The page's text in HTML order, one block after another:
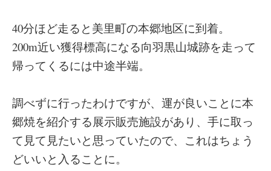
40分ほど走ると美里町の本郷地区に到着。
200m近い獲得標高になる向羽黒山城跡を走って
帰ってくるには中途半端。
調べずに行ったわけですが、運が良いことに本
郷焼を紹介する展示販売施設があり、手に取っ
て見て見たいと思っていたので、これはちょう
どいいと入ることに。